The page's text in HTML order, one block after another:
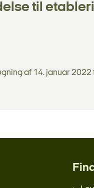
til
af 14. januar